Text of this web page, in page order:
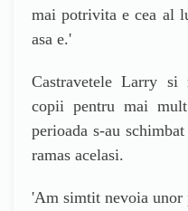
mai potrivita e cea al
asa e.'
Castravetele Larry
copii pentru mai
perioada s-au
ramas acelasi.
'Am simtit nevoia unor